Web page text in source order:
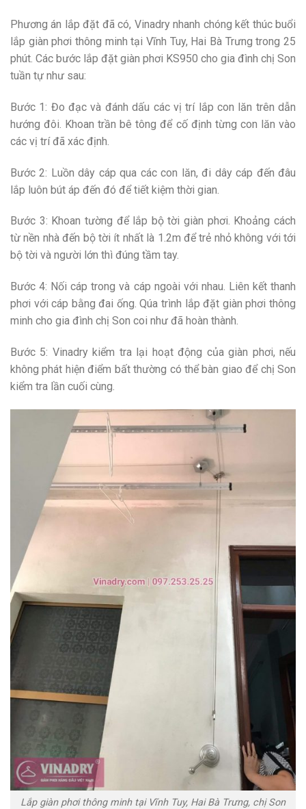
Phương án lắp đặt đã có, Vinadry nhanh chóng kết thúc buổi
lắp giàn phơi thông minh tại Vĩnh Tuy, Hai Bà Trưng trong 25
phút. Các bước lắp đặt giàn phơi KS950 cho gia đình chị Son
tuần tự như sau:
Bước 1: Đo đạc và đánh dấu các vị trí lắp con lăn trên dẫn
hướng đôi. Khoan trần bê tông để cố định từng con lăn vào
các vị trí đã xác định.
Bước 2: Luồn dây cáp qua các con lăn, đi dây cáp đến đâu
lắp luôn bút áp đến đó để tiết kiệm thời gian.
Bước 3: Khoan tường để lắp bộ tời giàn phơi. Khoảng cách
từ nền nhà đến bộ tời ít nhất là 1.2m để trẻ nhỏ không với tới
bộ tời và người lớn thì đúng tầm tay.
Bước 4: Nối cáp trong và cáp ngoài với nhau. Liên kết thanh
phơi với cáp bằng đai ống. Qúa trình lắp đặt giàn phơi thông
minh cho gia đình chị Son coi như đã hoàn thành.
Bước 5: Vinadry kiểm tra lại hoạt động của giàn phơi, nếu
không phát hiện điểm bất thường có thể bàn giao để chị Son
kiểm tra lần cuối cùng.
Lắp giàn phơi thông minh tại Vĩnh Tuy, Hai Bà Trưng, chị Son